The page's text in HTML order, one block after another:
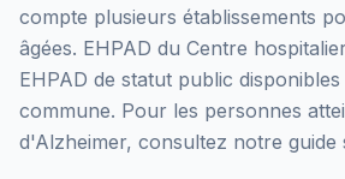
compte plusieurs établissements
âgées. EHPAD du Centre hospitalier
EHPAD de statut public
commune. Pour les personnes
d'Alzheimer, consultez notre guide